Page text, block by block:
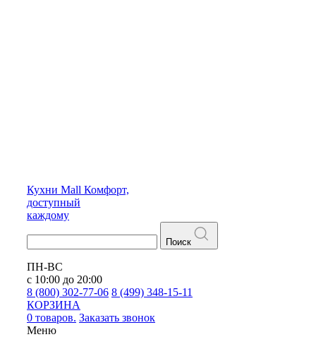
Кухни Mall Комфорт,
доступный
каждому
Поиск
ПН-ВС
с 10:00 до 20:00
8 (800) 302-77-06 8 (499) 348-15-11
КОРЗИНА
0 товаров. Заказать звонок
Меню